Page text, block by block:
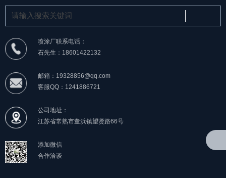
喷涂厂联系电话：
石先生：18601422132
邮箱：19328856@qq.com
客服QQ：1241886721
公司地址：
江苏省常熟市董浜镇望贤路66号
添加微信
合作洽谈